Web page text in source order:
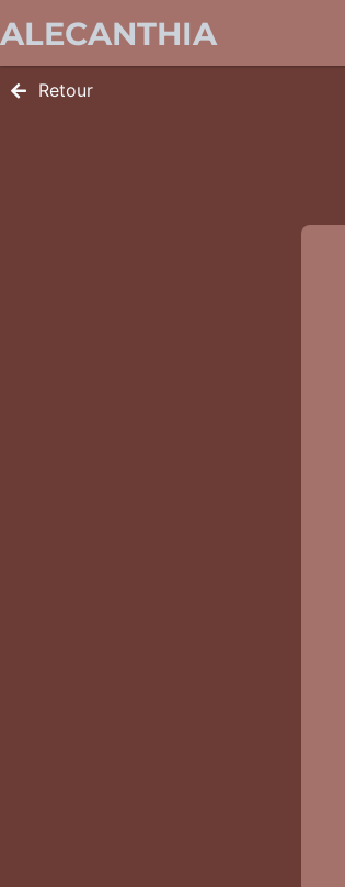
ALECANTHIA
Retour